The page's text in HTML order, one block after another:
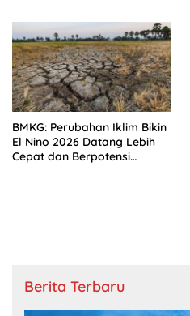
BMKG: Perubahan Iklim Bikin
El Nino 2026 Datang Lebih
Cepat dan Berpotensi
Berita Terbaru